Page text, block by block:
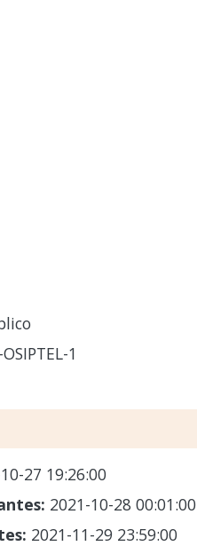
1
27 19:26:00
2021-10-28 00:01:00
2021-11-29 23:59:00